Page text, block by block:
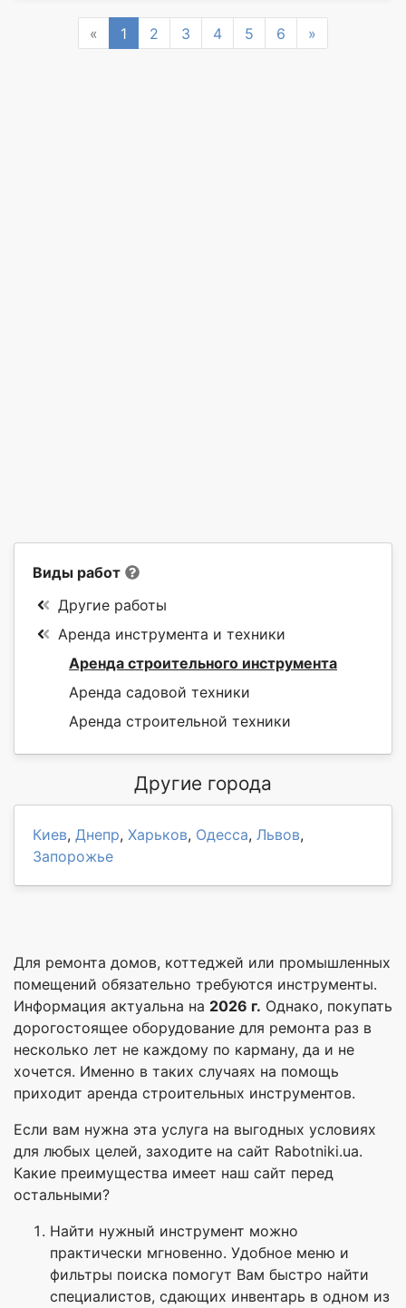
« Previous
1 2 3 4 5 6 »
Виды работ
Другие работы
Аренда инструмента и техники
Аренда строительного инструмента
Аренда садовой техники
Аренда строительной техники
Другие города
Киев, Днепр, Харьков, Одесса, Львов,
Запорожье
Для ремонта домов, коттеджей или промышленных
помещений обязательно требуются инструменты.
Информация актуальна на 2026 г. Однако, покупать
дорогостоящее оборудование для ремонта раз в
несколько лет не каждому по карману, да и не
хочется. Именно в таких случаях на помощь
приходит аренда строительных инструментов.
Если вам нужна эта услуга на выгодных условиях
для любых целей, заходите на сайт Rabotniki.ua.
Какие преимущества имеет наш сайт перед
остальными?
Найти нужный инструмент можно
практически мгновенно. Удобное меню и
фильтры поиска помогут Вам быстро найти
специалистов, сдающих инвентарь в одном из